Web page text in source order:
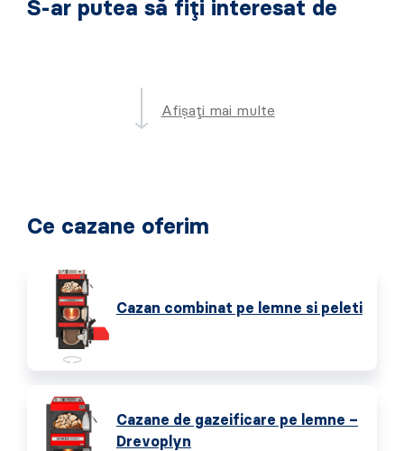
S-ar putea să fiți interesat de
Afișați mai multe
Ce cazane oferim
Cazan combinat pe lemne si peleti
Cazane de gazeificare pe lemne –
Drevoplyn